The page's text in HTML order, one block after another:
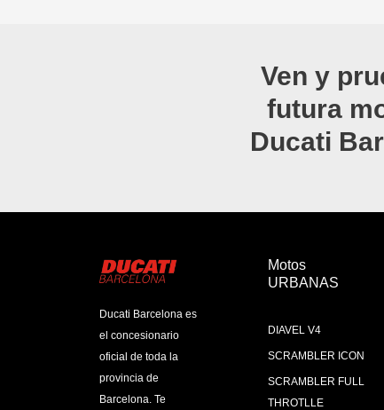
Ven y
futura
Ducati
Ducati Barcelona es
el concesionario
oficial de toda la
provincia de
Barcelona. Te
Motos
URBANAS
DIAVEL V4
SCRAMBLER ICON
SCRAMBLER FULL
THROTLLE